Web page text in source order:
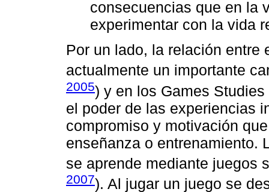
consecuencias que en la
experimentar con la vida
Por un lado, la relación entre
actualmente un importante
2005) y en los Games Studies
el poder de las experiencias
compromiso y motivación
enseñanza o entrenamiento.
se aprende mediante juegos
2007). Al jugar un juego se